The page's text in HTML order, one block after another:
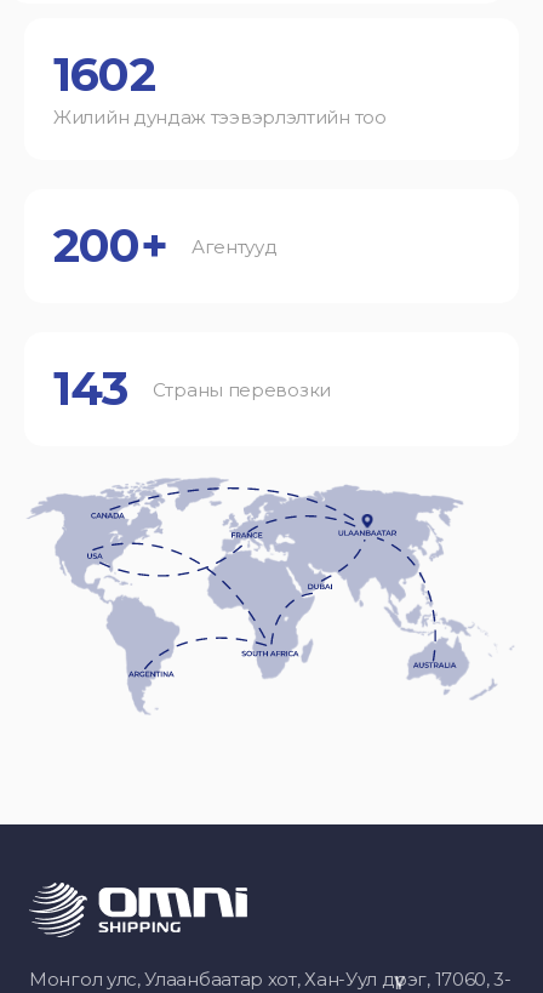
1602
Жилийн дундаж тээвэрлэлтийн тоо
200+ Агентууд
143 Страны перевозки
Монгол улс, Улаанбаатар хот, Хан-Уул дүүрэг, 17060, 3-